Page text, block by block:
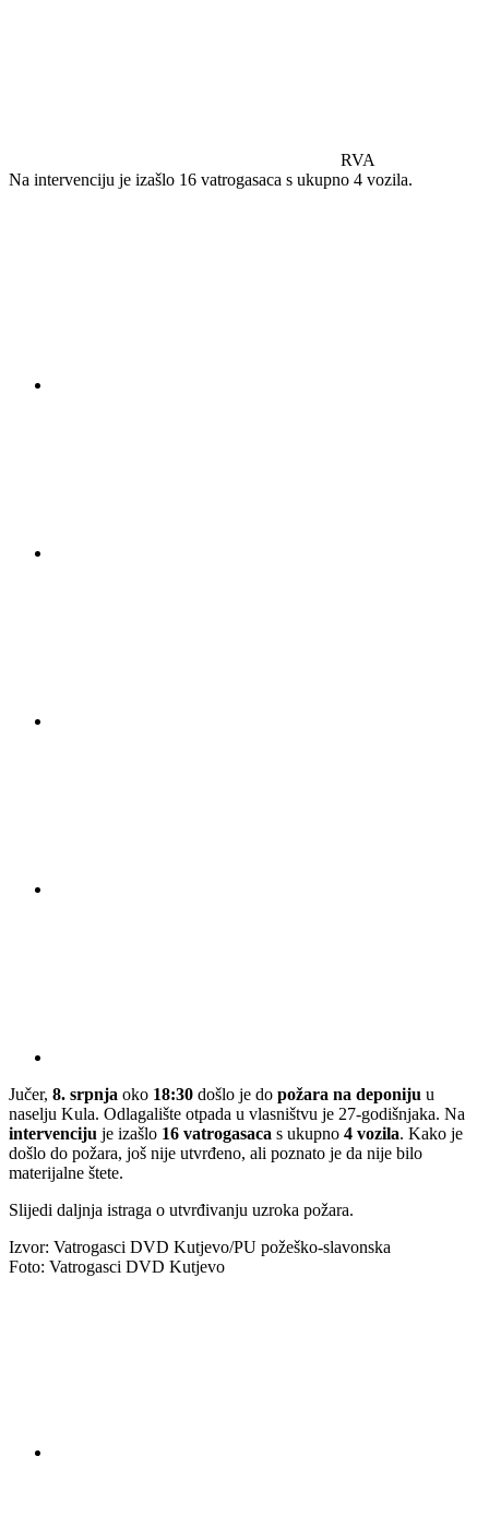
RVA
Na intervenciju je izašlo 16 vatrogasaca s ukupno 4 vozila.
Jučer, 8. srpnja oko 18:30 došlo je do požara na deponiju u
naselju Kula. Odlagalište otpada u vlasništvu je 27-godišnjaka. Na
intervenciju je izašlo 16 vatrogasaca s ukupno 4 vozila. Kako je
došlo do požara, još nije utvrđeno, ali poznato je da nije bilo
materijalne štete.
Slijedi daljnja istraga o utvrđivanju uzroka požara.
Izvor: Vatrogasci DVD Kutjevo/PU požeško-slavonska
Foto: Vatrogasci DVD Kutjevo